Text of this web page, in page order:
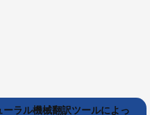
ラル機械翻訳ツールによっ